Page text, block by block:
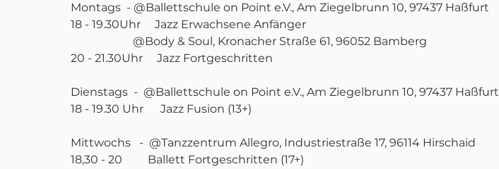
Montags  - @Ballettschule on Point e.V., Am Ziegelbrunn 10, 97437 Haßfurt
18 - 19.30Uhr     Jazz Erwachsene Anfänger
                      @Body & Soul, Kronacher Straße 61, 96052 Bamberg
20 - 21.30Uhr     Jazz Fortgeschritten
Dienstags  -  @Ballettschule on Point e.V., Am Ziegelbrunn 10, 97437 Haßfurt
18 - 19.30 Uhr      Jazz Fusion (13+)
Mittwochs   -  @Tanzzentrum Allegro, Industriestraße 17, 96114 Hirschaid
18,30 - 20         Ballett Fortgeschritten (17+)